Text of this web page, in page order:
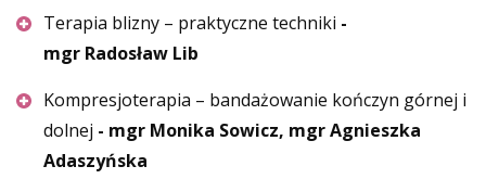
Terapia blizny – praktyczne techniki -
mgr Radosław Lib
Kompresjoterapia – bandażowanie kończyn górnej i
dolnej - mgr Monika Sowicz, mgr Agnieszka
Adaszyńska